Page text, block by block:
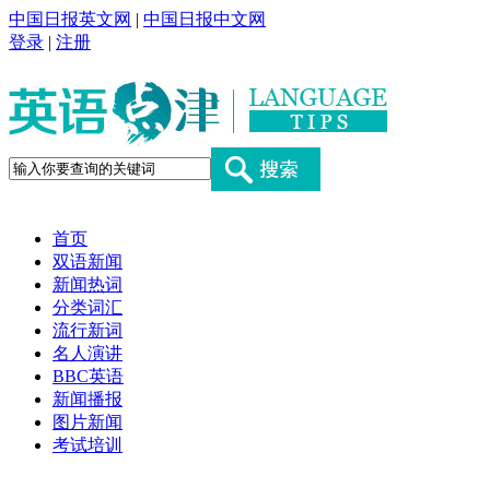
中国日报英文网 | 中国日报中文网
登录 | 注册
首页
双语新闻
新闻热词
分类词汇
流行新词
名人演讲
BBC英语
新闻播报
图片新闻
考试培训